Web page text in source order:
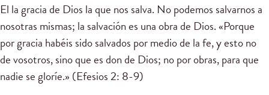
El la gracia de Dios la que nos salva. No podemos salvarnos a
nosotras mismas; la salvación es una obra de Dios. «Porque
por gracia habéis sido salvados por medio de la fe, y esto no
de vosotros, sino que es don de Dios; no por obras, para que
nadie se gloríe.» (Efesios 2: 8-9)